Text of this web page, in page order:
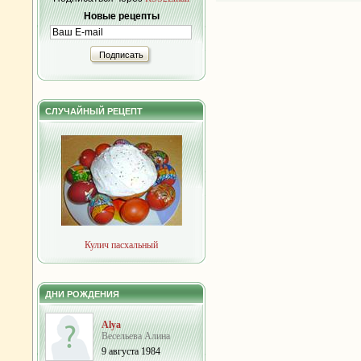
Новые рецепты
Подписать
СЛУЧАЙНЫЙ РЕЦЕПТ
Кулич пасхальный
ДНИ РОЖДЕНИЯ
Alya
Весельева Алина
9 августа 1984